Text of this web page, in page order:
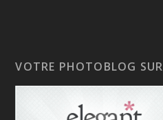
VOTRE PHOTOBLOG